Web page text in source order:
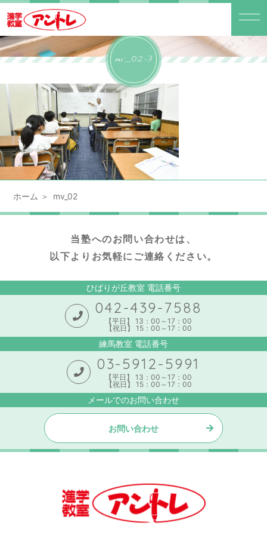
mv_02-3
ホーム mv_02
当塾へのお問い合わせは、
以下よりお気軽にご連絡ください。
ひばりが丘教室 電話番号
042-439-7588
【平日】 13：00～17：00
【祝日】 15：00～17：00
練馬教室 電話番号
03-5912-5991
【平日】 13：00～17：00
【祝日】 15：00～17：00
メールでのお問い合わせ
お問い合わせ